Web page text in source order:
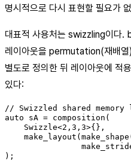
명시적으로 다시 표현할 필요가
대표적 사용처는 swizzling이다
레이아웃을 permutation(재배
별도로 정의한 뒤 레이아웃에 적
있다:
// Swizzled shared memory
auto sA = composition(
Swizzle<2,3,3>{},
);